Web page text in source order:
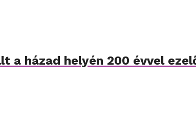
a házad helyén 200 évvel